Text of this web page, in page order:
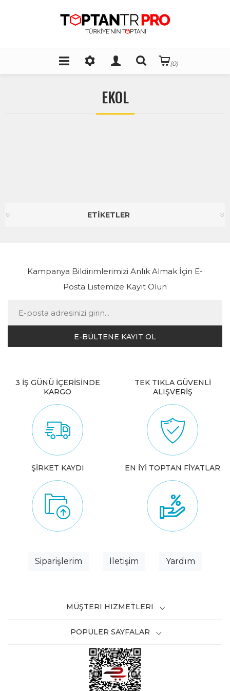
(0)
EKOL
ETİKETLER
Kampanya Bildirimlerimizi Anlık Almak İçin E-
Posta Listemize Kayıt Olun
3 İŞ GÜNÜ İÇERİSİNDE
KARGO
TEK TIKLA GÜVENLİ
ALIŞVERİŞ
ŞİRKET KAYDI EN İYİ TOPTAN FİYATLAR
Siparişlerim İletişim Yardım
MÜŞTERI HIZMETLERI
POPÜLER SAYFALAR